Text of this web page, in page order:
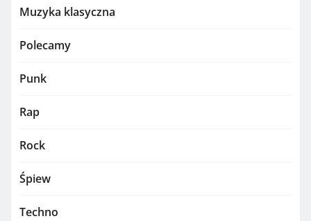
Muzyka klasyczna
Polecamy
Punk
Rap
Rock
Śpiew
Techno